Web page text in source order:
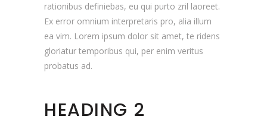
rationibus definiebas, eu qui purto zril laoreet.
Ex error omnium interpretaris pro, alia illum
ea vim. Lorem ipsum dolor sit amet, te ridens
gloriatur temporibus qui, per enim veritus
probatus ad.
HEADING 2